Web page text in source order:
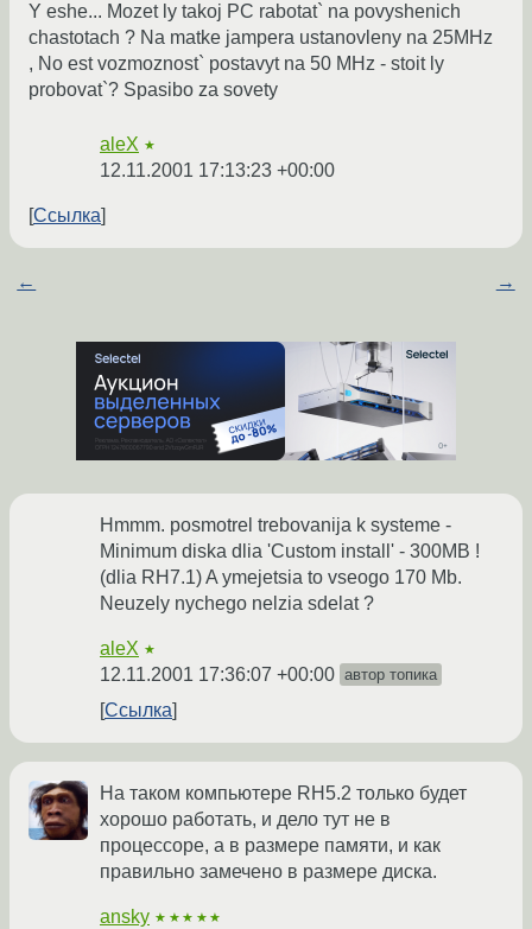
Y eshe... Mozet ly takoj PC rabotat` na povyshenich
chastotach ? Na matke jampera ustanovleny na 25MHz
, No est vozmoznost` postavyt na 50 MHz - stoit ly
probovat`? Spasibo za sovety
aleX ★
12.11.2001 17:13:23 +00:00
Ссылка
← →
Hmmm. posmotrel trebovanija k systeme -
Minimum diska dlia 'Custom install' - 300MB !
(dlia RH7.1) A ymejetsia to vseogo 170 Mb.
Neuzely nychego nelzia sdelat ?
aleX ★
12.11.2001 17:36:07 +00:00 автор топика
Ссылка
На таком компьютере RH5.2 только будет
хорошо работать, и дело тут не в
процессоре, а в размере памяти, и как
правильно замечено в размере диска.
ansky ★★★★★